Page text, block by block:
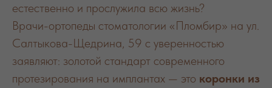
естественно и прослужила всю жизнь?
Врачи-ортопеды стоматологии «Пломбир» на ул.
Салтыкова-Щедрина, 59 с уверенностью
заявляют: золотой стандарт современного
протезирования на имплантах — это коронки из